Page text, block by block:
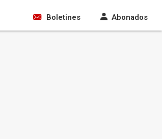
Boletines Abonados